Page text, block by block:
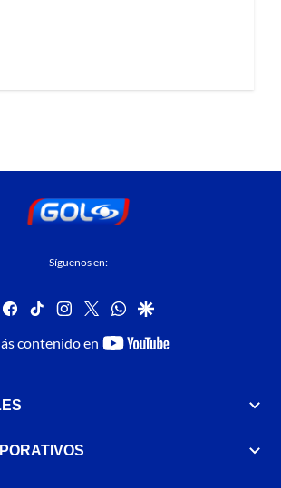
Síguenos en:
facebook
tiktok instagram
twitterwhatsapp
google
contenido en
youtube-